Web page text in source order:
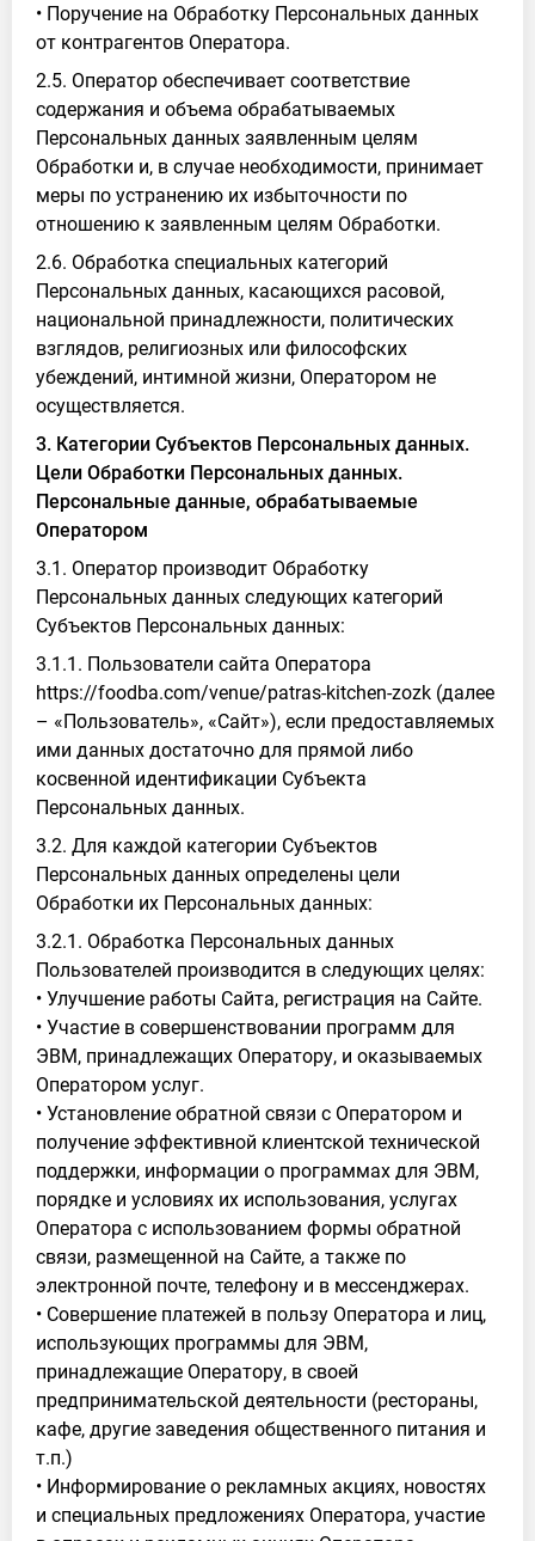
• Поручение на Обработку Персональных данных
от контрагентов Оператора.
2.5. Оператор обеспечивает соответствие
содержания и объема обрабатываемых
Персональных данных заявленным целям
Обработки и, в случае необходимости, принимает
меры по устранению их избыточности по
отношению к заявленным целям Обработки.
2.6. Обработка специальных категорий
Персональных данных, касающихся расовой,
национальной принадлежности, политических
взглядов, религиозных или философских
убеждений, интимной жизни, Оператором не
осуществляется.
3. Категории Субъектов Персональных данных.
Цели Обработки Персональных данных.
Персональные данные, обрабатываемые
Оператором
3.1. Оператор производит Обработку
Персональных данных следующих категорий
Субъектов Персональных данных:
3.1.1. Пользователи сайта Оператора
https://foodba.com/venue/patras-kitchen-zozk (далее
– «Пользователь», «Сайт»), если предоставляемых
ими данных достаточно для прямой либо
косвенной идентификации Субъекта
Персональных данных.
3.2. Для каждой категории Субъектов
Персональных данных определены цели
Обработки их Персональных данных:
3.2.1. Обработка Персональных данных
Пользователей производится в следующих целях:
• Улучшение работы Сайта, регистрация на Сайте.
• Участие в совершенствовании программ для
ЭВМ, принадлежащих Оператору, и оказываемых
Оператором услуг.
• Установление обратной связи с Оператором и
получение эффективной клиентской технической
поддержки, информации о программах для ЭВМ,
порядке и условиях их использования, услугах
Оператора с использованием формы обратной
связи, размещенной на Сайте, а также по
электронной почте, телефону и в мессенджерах.
• Совершение платежей в пользу Оператора и лиц,
использующих программы для ЭВМ,
принадлежащие Оператору, в своей
предпринимательской деятельности (рестораны,
кафе, другие заведения общественного питания и
т.п.)
• Информирование о рекламных акциях, новостях
и специальных предложениях Оператора, участие